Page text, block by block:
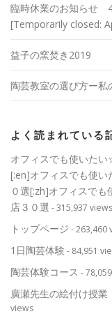
臨時休業のお知らせ
[Temporarily closed:
益子の窯焚き2019
陶芸教室の選び方ー私
よく読まれている
オフィスでも使いた
[:en]オフィスでも使
０選[:zh]オフィスで
店３０選 - 315,937 views
トップページ - 263,460
1日陶芸体験 - 84,951
陶芸体験コース -
廣瀬先生の絵付け授業
views